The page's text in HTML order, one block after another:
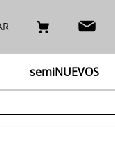
semiNUEVOS